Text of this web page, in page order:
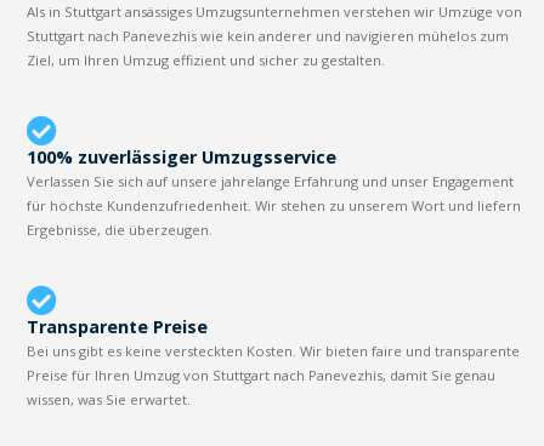
Als in Stuttgart ansässiges Umzugsunternehmen verstehen wir Umzüge von
Stuttgart nach Panevezhis wie kein anderer und navigieren mühelos zum
Ziel, um Ihren Umzug effizient und sicher zu gestalten.
100% zuverlässiger Umzugsservice
Verlassen Sie sich auf unsere jahrelange Erfahrung und unser Engagement
für höchste Kundenzufriedenheit. Wir stehen zu unserem Wort und liefern
Ergebnisse, die überzeugen.
Transparente Preise
Bei uns gibt es keine versteckten Kosten. Wir bieten faire und transparente
Preise für Ihren Umzug von Stuttgart nach Panevezhis, damit Sie genau
wissen, was Sie erwartet.